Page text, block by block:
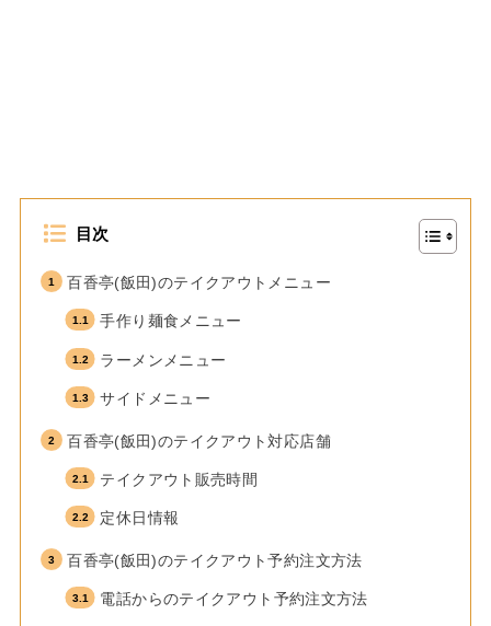
目次
百香亭(飯田)のテイクアウトメニュー
手作り麺食メニュー
ラーメンメニュー
サイドメニュー
百香亭(飯田)のテイクアウト対応店舗
テイクアウト販売時間
定休日情報
百香亭(飯田)のテイクアウト予約注文方法
電話からのテイクアウト予約注文方法